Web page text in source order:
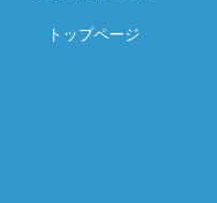
トップページ